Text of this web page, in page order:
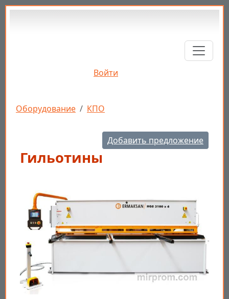
Перейти к основному содержанию
Войти
Строка навигации
Оборудование КПО
Добавить предложение
Гильотины